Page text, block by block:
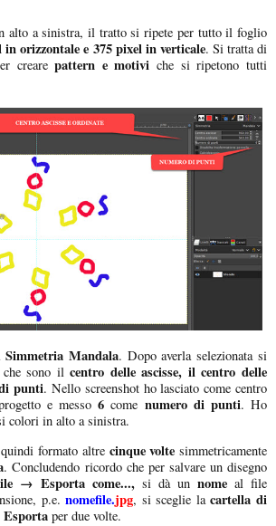
alto a sinistra, il tratto si ripete per tutto il foglio
in orizzontale e 375 pixel in verticale. Si tratta di
crearepattern e motivi che si ripetono tutti
Simmetria Mandala. Dopo averla selezionata si
che sono ilcentro delle ascisse, il centro delle
punti. Nello screenshot ho lasciato come centro
e messo6 come numero di punti. Ho
colori in alto a sinistra.
formato altre cinque volte simmetricamente
. Concludendo ricordo che per salvare un disegno
→ Esporta come..., si dà un nome al file
p.e. nomefile.jpg, si sceglie lacartella di
Esporta per due volte.